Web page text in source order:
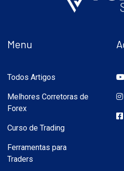
Menu
Todos Artigos
Melhores Corretoras de
Forex
Curso de Trading
Ferramentas para
Traders